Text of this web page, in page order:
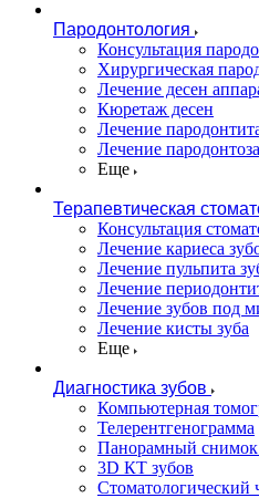
Пародонтология
Консультация
Хирургическая
Лечение десен
Кюретаж десен
Лечение
Лечение пародонтоза
Еще
Терапевтическая
Консультация
Лечение кариеса
Лечение пульпита
Лечение
Лечение зубов под
Лечение кисты зуба
Еще
Диагностика зубов
Компьютерная
Телерентгенограмма
Панорамный снимок
3D КТ зубов
Стоматологический